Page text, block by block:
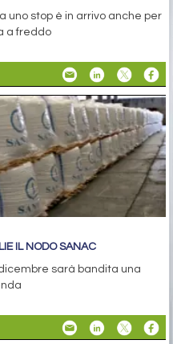
uno stop è in arrivo anche per
a freddo
IL NODO SANAC
sarà bandita una